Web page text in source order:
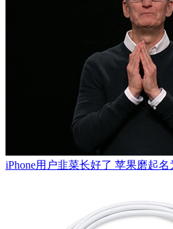
iPhone用户韭菜长好了 苹果磨起名